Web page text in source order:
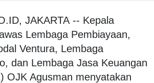
JAKARTA -- Kepala
Lembaga Pembiayaan,
Ventura, Lembaga
dan Lembaga Jasa Keuangan
OJK Agusman menyatakan